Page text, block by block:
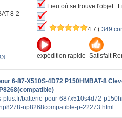
8-2
Lieu où se trouve l'objet :
4.7 ( 349
expédition rapide Satisfait
6-87-X510S-4D72 P150HMBAT-8
plus.fr/batterie-pour-687x510s4d72-
np8268compatible-p-22273.html